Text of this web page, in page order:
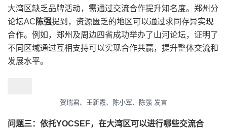
大湾区缺乏品牌活动，需通过交流合作提升知名度。郑州分
论坛AC 陈强提到，资源匮乏的地区可以通过求同存异实现
合作。例如，郑州及周边四省成功举办了山河论坛，证明了
不同区域通过互相支持可以实现合作共赢，提升整体交流和
发展水平。
贺瑞君、王新霞、陈小军、陈强 发言
问题三：依托YOCSEF，在大湾区可以进行哪些交流合